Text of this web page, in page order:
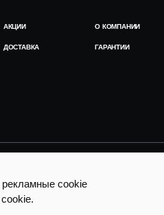
АКЦИИ О КОМПАНИИ
ДОСТАВКА ГАРАНТИИ
рекламные cookie